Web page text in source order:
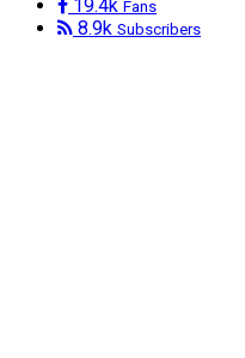
19.4k Fans
8.9k Subscribers